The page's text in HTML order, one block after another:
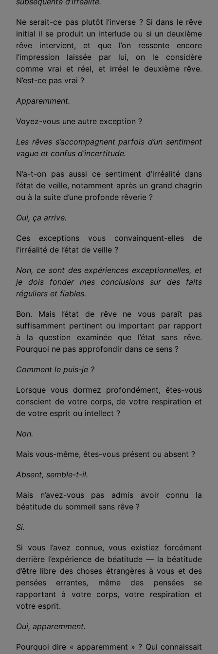
Ne serait-ce pas plutôt l’inverse ? Si dans le rêve
initial il se produit un interlude ou si un deuxième
rêve intervient, et que l’on ressente encore
l’impression laissée par lui, on le considère
comme vrai et réel, et irréel le deuxième rêve.
N’est-ce pas vrai ?
Apparemment.
Voyez-vous une autre exception ?
Les rêves s’accompagnent parfois d’un sentiment
vague et confus d’incertitude.
N’a-t-on pas aussi ce sentiment d’irréalité dans
l’état de veille, notamment après un grand chagrin
ou à la suite d’une profonde rêverie ?
Oui, ça arrive.
Ces exceptions vous convainquent-elles de
l’irréalité de l’état de veille ?
Non, ce sont des expériences exceptionnelles, et
je dois fonder mes conclusions sur des faits
réguliers et fiables.
Bon. Mais l’état de rêve ne vous paraît pas
suffisamment pertinent ou important par rapport
à la question examinée que l’état sans rêve.
Pourquoi ne pas approfondir dans ce sens ?
Comment le puis-je ?
Lorsque vous dormez profondément, êtes-vous
conscient de votre corps, de votre respiration et
de votre esprit ou intellect ?
Non.
Mais vous-même, êtes-vous présent ou absent ?
Absent, semble-t-il.
Mais n’avez-vous pas admis avoir connu la
béatitude du sommeil sans rêve ?
Si.
Si vous l’avez connue, vous existiez forcément
derrière l’expérience de béatitude — la béatitude
d’être libre des choses étrangères à vous et des
pensées errantes, même des pensées se
rapportant à votre corps, votre respiration et
votre esprit.
Oui, apparemment.
Pourquoi dire « apparemment » ? Qui connaissait